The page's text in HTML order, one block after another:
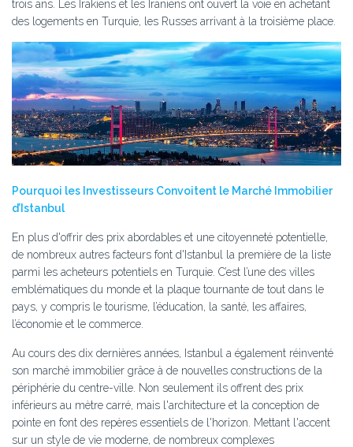
trois ans. Les Irakiens et les Iraniens ont ouvert la voie en achetant
des logements en Turquie, les Russes arrivant à la troisième place.
Pourquoi les Investisseurs Convoitent le Marché Immobilier
d’Istanbul
En plus d'offrir des prix abordables et une citoyenneté potentielle,
de nombreux autres facteurs font d'Istanbul la première de la liste
parmi les acheteurs potentiels en Turquie. C’est l’une des villes
emblématiques du monde et la plaque tournante de tout dans le
pays, y compris le tourisme, l’éducation, la santé, les affaires,
l’économie et le commerce.
Au cours des dix dernières années, Istanbul a également réinventé
son marché immobilier grâce à de nouvelles constructions de la
périphérie du centre-ville. Non seulement ils offrent des prix
inférieurs au mètre carré, mais l'architecture et la conception de
pointe en font des repères essentiels de l'horizon. Mettant l'accent
sur un style de vie moderne, de nombreux complexes